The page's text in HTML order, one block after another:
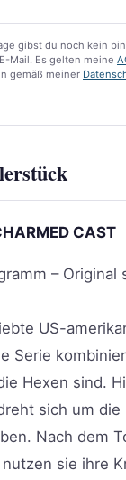
gibst du noch kein
Mail. Es gelten meine
gemäß meiner
CAST
–
US-
Serie
Hexen sind.
sich um
Nach dem
sie ihre